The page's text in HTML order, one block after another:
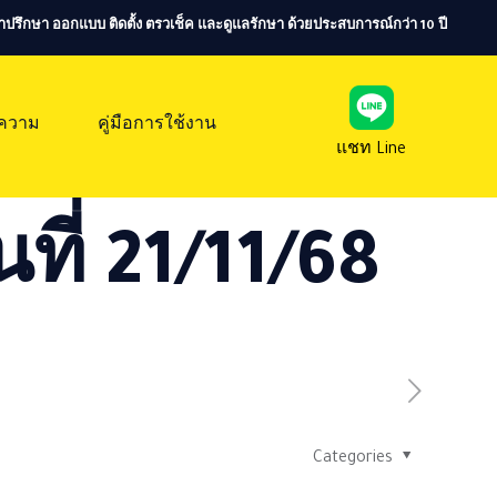
ปรึกษา ออกแบบ ติดตั้ง ตรวเช็ค และดูแลรักษา ด้วยประสบการณ์กว่า 10 ปี
วาม
คู่มือการใช้งาน
แชท Line
21/11/68
Categories